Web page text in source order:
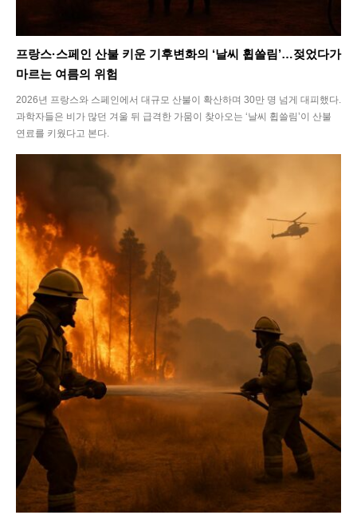
프랑스·스페인 산불 키운 기후변화의 ‘날씨 휩쓸림’…젖었다가
마르는 여름의 위험
2026년 프랑스와 스페인에서 대규모 산불이 확산하며 30만 명 넘게 대피했다.
과학자들은 비가 많던 겨울 뒤 급격한 가뭄이 찾아오는 ‘날씨 휩쓸림’이 산불
연료를 키웠다고 본다.